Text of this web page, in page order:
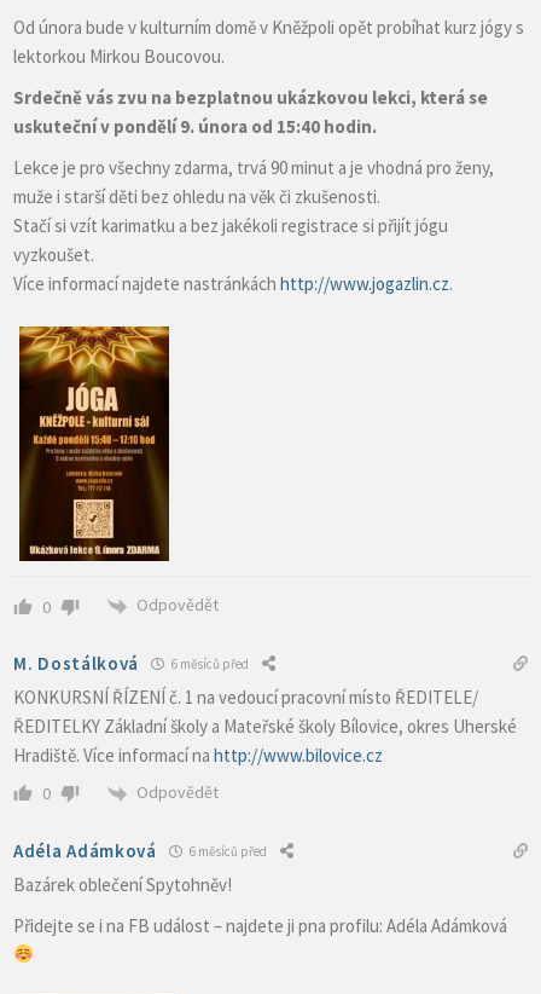
Od února bude v kulturním domě v Kněžpoli opět probíhat kurz jógy s
lektorkou Mirkou Boucovou.
Srdečně vás zvu na bezplatnou ukázkovou lekci, která se
uskuteční v pondělí 9. února od 15:40 hodin.
Lekce je pro všechny zdarma, trvá 90 minut a je vhodná pro ženy,
muže i starší děti bez ohledu na věk či zkušenosti.
Stačí si vzít karimatku a bez jakékoli registrace si přijít jógu
vyzkoušet.
Více informací najdete nastránkách http://www.jogazlin.cz.
0 Odpovědět
M. Dostálková 6 měsíců před
KONKURSNÍ ŘÍZENÍ č. 1 na vedoucí pracovní místo ŘEDITELE/
ŘEDITELKY Základní školy a Mateřské školy Bílovice, okres Uherské
Hradiště. Více informací na http://www.bilovice.cz
0 Odpovědět
Adéla Adámková 6 měsíců před
Bazárek oblečení Spytohněv!
Přidejte se i na FB událost – najdete ji pna profilu: Adéla Adámková